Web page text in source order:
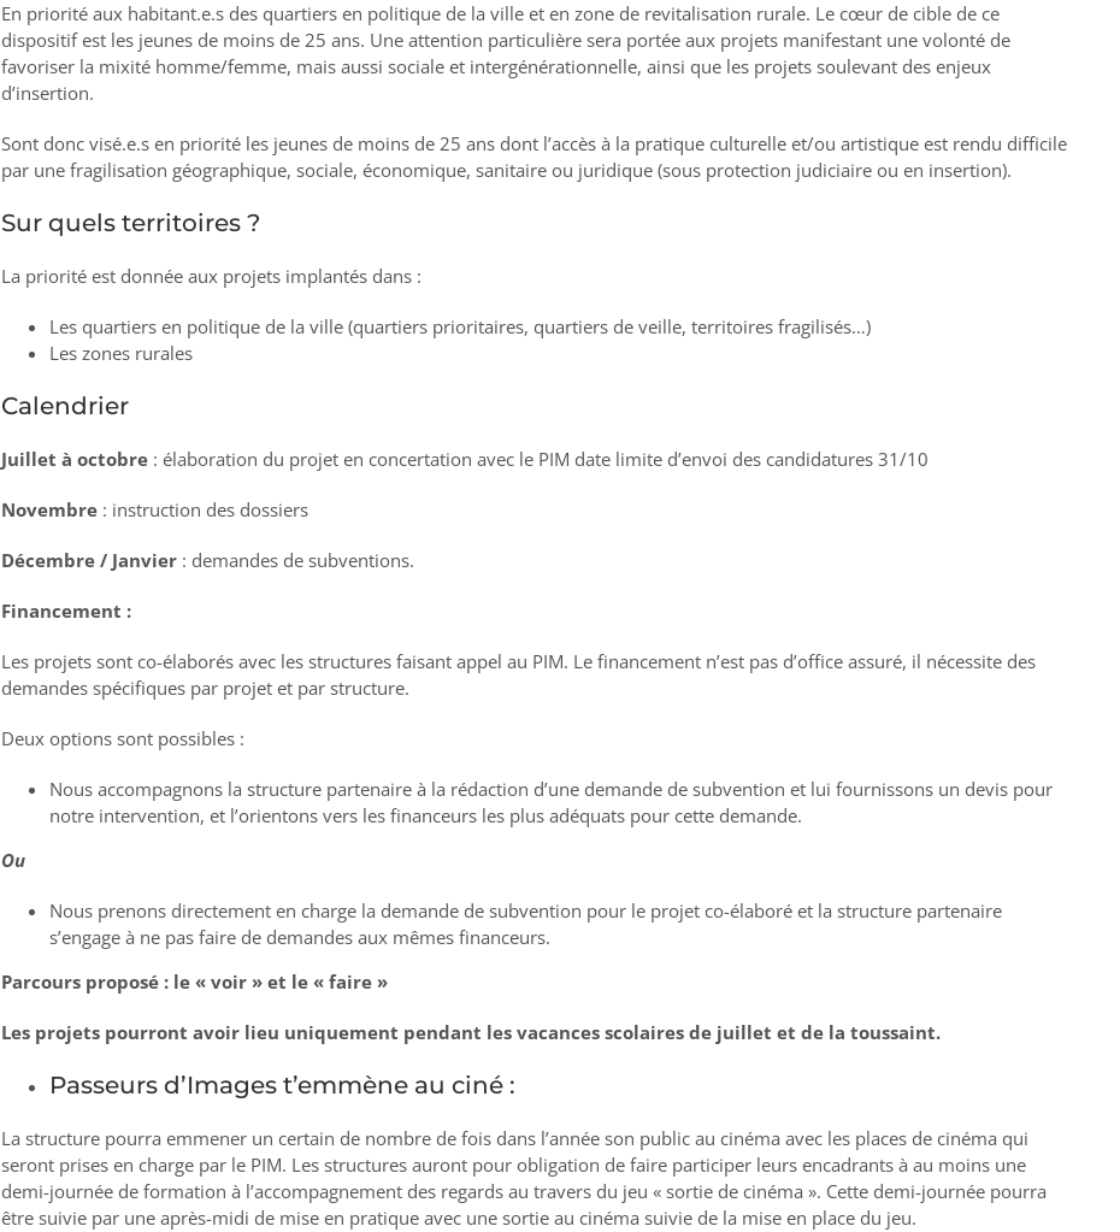
En priorité aux habitant.e.s des quartiers en politique de la ville et en zone de revitalisation rurale. Le cœur de cible de ce
dispositif est les jeunes de moins de 25 ans. Une attention particulière sera portée aux projets manifestant une volonté de
favoriser la mixité homme/femme, mais aussi sociale et intergénérationnelle, ainsi que les projets soulevant des enjeux
d’insertion.
Sont donc visé.e.s en priorité les jeunes de moins de 25 ans dont l’accès à la pratique culturelle et/ou artistique est rendu difficile
par une fragilisation géographique, sociale, économique, sanitaire ou juridique (sous protection judiciaire ou en insertion).
Sur quels territoires ?
La priorité est donnée aux projets implantés dans :
Les quartiers en politique de la ville (quartiers prioritaires, quartiers de veille, territoires fragilisés…)
Les zones rurales
Calendrier
Juillet à octobre : élaboration du projet en concertation avec le PIM date limite d’envoi des candidatures 31/10
Novembre : instruction des dossiers
Décembre / Janvier : demandes de subventions.
Financement :
Les projets sont co-élaborés avec les structures faisant appel au PIM. Le financement n’est pas d’office assuré, il nécessite des
demandes spécifiques par projet et par structure.
Deux options sont possibles :
Nous accompagnons la structure partenaire à la rédaction d’une demande de subvention et lui fournissons un devis pour
notre intervention, et l’orientons vers les financeurs les plus adéquats pour cette demande.
Ou
Nous prenons directement en charge la demande de subvention pour le projet co-élaboré et la structure partenaire
s’engage à ne pas faire de demandes aux mêmes financeurs.
Parcours proposé : le « voir » et le « faire »
Les projets pourront avoir lieu uniquement pendant les vacances scolaires de juillet et de la toussaint.
Passeurs d’Images t’emmène au ciné :
La structure pourra emmener un certain de nombre de fois dans l’année son public au cinéma avec les places de cinéma qui
seront prises en charge par le PIM. Les structures auront pour obligation de faire participer leurs encadrants à au moins une
demi-journée de formation à l’accompagnement des regards au travers du jeu « sortie de cinéma ». Cette demi-journée pourra
être suivie par une après-midi de mise en pratique avec une sortie au cinéma suivie de la mise en place du jeu.